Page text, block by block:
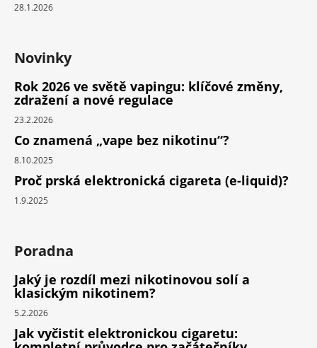
28.1.2026
Novinky
Rok 2026 ve světě vapingu: klíčové změny,
zdražení a nové regulace
23.2.2026
Co znamená „vape bez nikotinu“?
8.10.2025
Proč prská elektronická cigareta (e-liquid)?
1.9.2025
Poradna
Jaký je rozdíl mezi nikotinovou solí a
klasickým nikotinem?
5.2.2026
Jak vyčistit elektronickou cigaretu: